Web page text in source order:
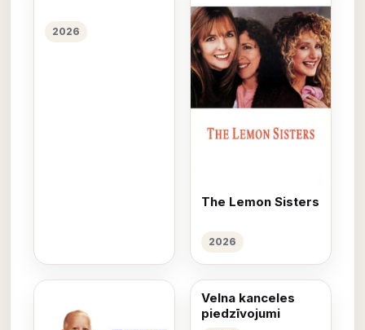
2026
The Lemon Sisters
2026
Velna kanceles
piedzīvojumi